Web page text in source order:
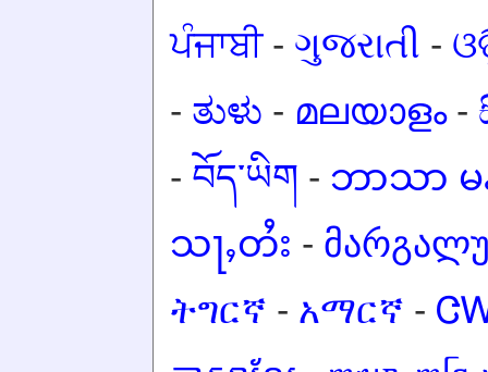
ਪੰਜਾਬੀ- ગુજરાતી -
- ತುಳು - മലയാളം-
- བོད་ཡིག - ဘာသာ မ
သႃႇတႆး -
ትግርኛ - አማርኛ -